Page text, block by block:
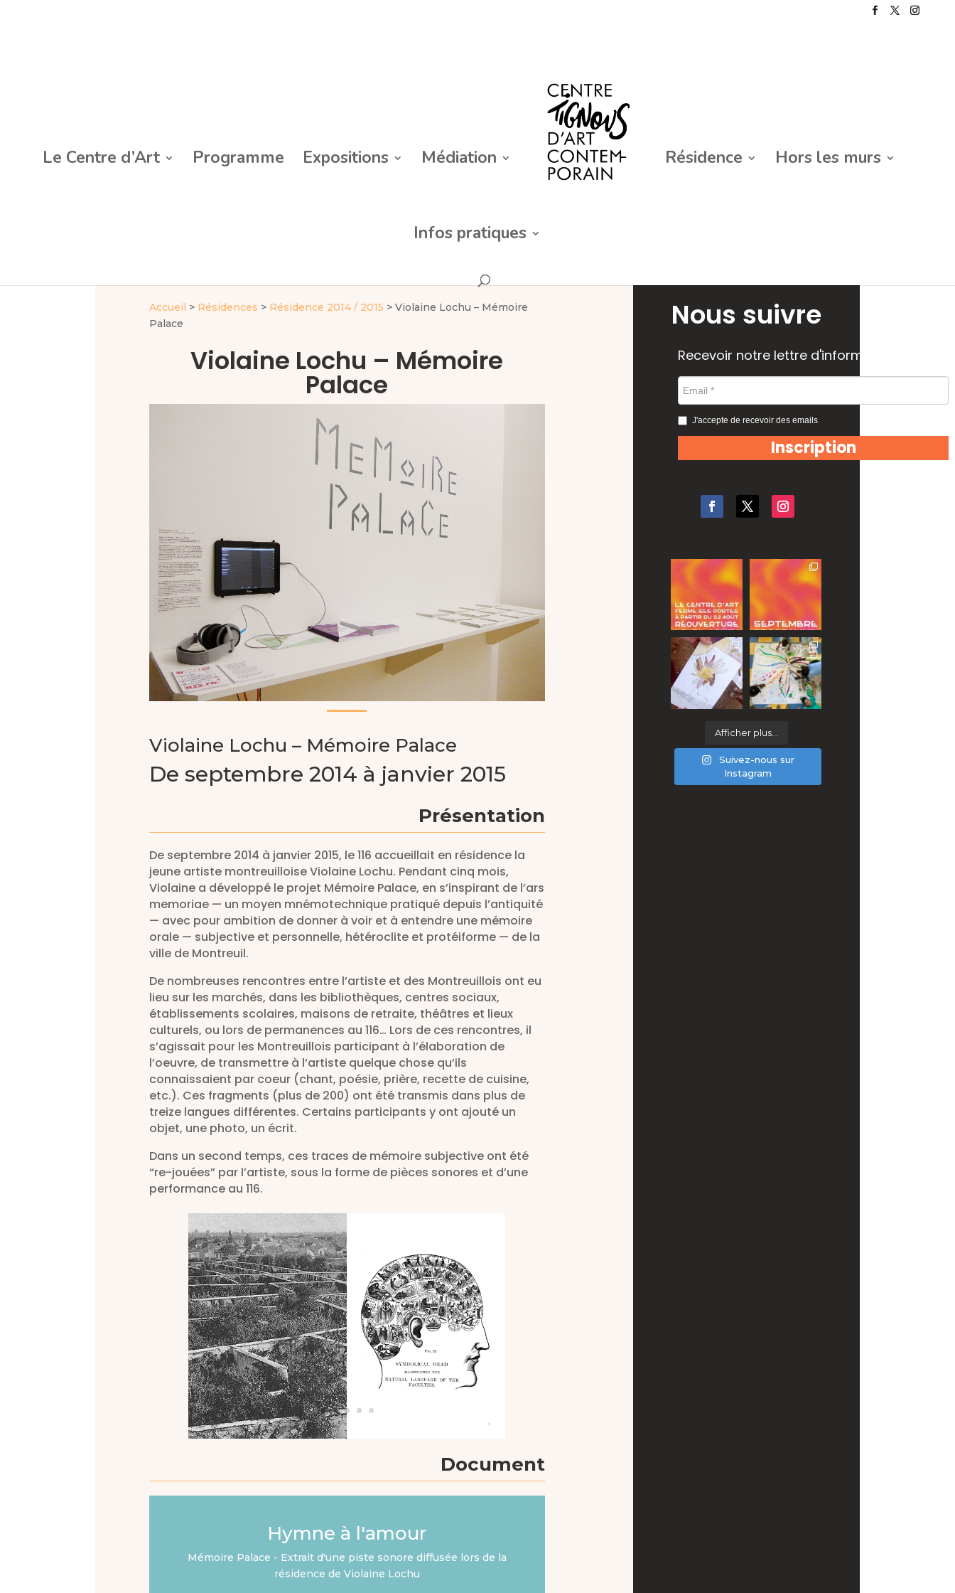
Le Centre d’Art Programme Expositions Médiation Résidence Hors les murs
Infos pratiques
Accueil > Résidences > Résidence 2014 / 2015 > Violaine Lochu – Mémoire
Palace
Violaine Lochu – Mémoire
Palace
Violaine Lochu – Mémoire Palace
De septembre 2014 à janvier 2015
Présentation
De septembre 2014 à janvier 2015, le 116 accueillait en résidence la
jeune artiste montreuilloise Violaine Lochu. Pendant cinq mois,
Violaine a développé le projet Mémoire Palace, en s’inspirant de l’ars
memoriae — un moyen mnémotechnique pratiqué depuis l’antiquité
— avec pour ambition de donner à voir et à entendre une mémoire
orale — subjective et personnelle, hétéroclite et protéiforme — de la
ville de Montreuil.
De nombreuses rencontres entre l’artiste et des Montreuillois ont eu
lieu sur les marchés, dans les bibliothèques, centres sociaux,
établissements scolaires, maisons de retraite, théâtres et lieux
culturels, ou lors de permanences au 116… Lors de ces rencontres, il
s’agissait pour les Montreuillois participant à l’élaboration de
l’oeuvre, de transmettre à l’artiste quelque chose qu’ils
connaissaient par coeur (chant, poésie, prière, recette de cuisine,
etc.). Ces fragments (plus de 200) ont été transmis dans plus de
treize langues différentes. Certains participants y ont ajouté un
objet, une photo, un écrit.
Dans un second temps, ces traces de mémoire subjective ont été
“re-jouées” par l’artiste, sous la forme de pièces sonores et d’une
performance au 116.
Document
Hymne à l'amour
Mémoire Palace - Extrait d'une piste sonore diffusée lors de la
résidence de Violaine Lochu
Nous suivre
Recevoir notre lettre d'information
J'accepte de recevoir des emails
Inscription
Afficher plus...
Suivez-nous sur
Instagram